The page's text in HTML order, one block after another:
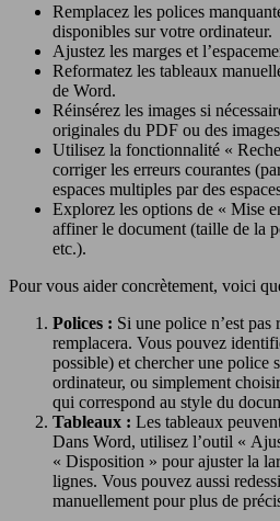
Remplacez les polices
disponibles sur votre ordinateur.
Ajustez les marges et
Reformatez les tableaux
de Word.
Réinsérez les images si
originales du PDF ou des
Utilisez la fonctionnalité «
corriger les erreurs courantes
espaces multiples par des
Explorez les options de « Mise
affiner le document (taille de la
etc.).
Pour vous aider concrètement, voici
Polices : Si une police n’est pas
remplacera. Vous pouvez
possible) et chercher une police
ordinateur, ou simplement
qui correspond au style du
Tableaux : Les tableaux
Dans Word, utilisez l’outil «
« Disposition » pour ajuster la
lignes. Vous pouvez aussi
manuellement pour plus de